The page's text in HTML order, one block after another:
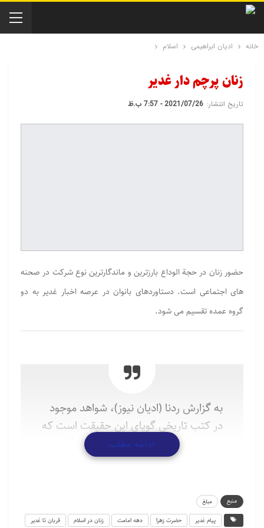
خانه ادیان ابراهیمی اسلام
زنان پرچم دار غدیر
تاریخ انتشار: 2021/07/26 - 7:57 ب.ظ
حضور زنان در حجة الوداع بارزترین و ماندگارترین نوع شرکت در صحنه‏
هاى اجتماعى است. دستاوردهای بانوان در عرصه اخبار غدیر به دو
گروه عمده تقسیم می شود.
به گزارش ردنا (ادیان نیوز)، شواهد موجود
در کتب تاریخی گویای این حقیقت است که
پیامبر اکرم (صلی الله علیه و آله) از آغاز
رسالت با رویکرد عمده زنان به آیین
بانوانی که از سابقین و مهاجران شمرده می
ادامه مطلب
منبع
مبلغ
پیام غدیر
حضرت زهرا دهه امامت زنان در اسلام قربان تا غدیر